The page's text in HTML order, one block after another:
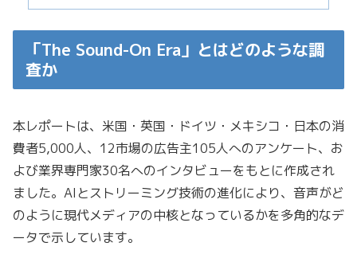
「The Sound-On Era」とはどのような調
査か
本レポートは、米国・英国・ドイツ・メキシコ・日本の消
費者5,000人、12市場の広告主105人へのアンケート、お
よび業界専門家30名へのインタビューをもとに作成され
ました。AIとストリーミング技術の進化により、音声がど
のように現代メディアの中核となっているかを多角的なデ
ータで示しています。